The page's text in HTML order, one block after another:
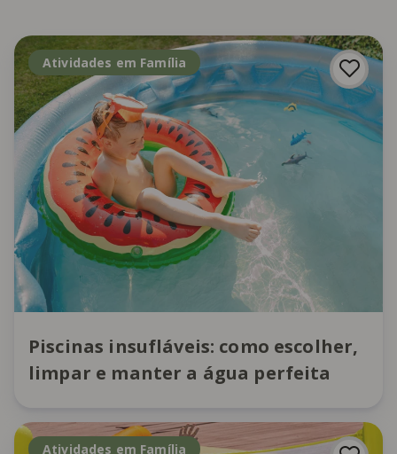
Atividades em Família
Piscinas insufláveis: como escolher,
limpar e manter a água perfeita
Atividades em Família